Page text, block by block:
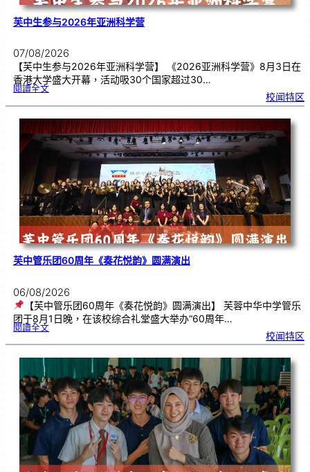
芙中生参与2026年亚洲科学营
07/08/2026
【芙中生参与2026年亚洲科学营】 《2026亚洲科学营》8月3日在
香港大学盛大开幕，活动吸30个国家超过30…
閱讀全文:芙
参
2
0
2
6
年
亚
洲科
校闻特区
芙中管乐团60周年《奏花悦韵》圆满演出
06/08/2026
【芙中管乐团60周年《奏花悦韵》圆满演出】 芙蓉中华中学管乐
团于8月1日晚，在该校综合礼堂盛大举办“60周年…
閱讀全文:芙
乐
6
0
《
奏
花
悦
韵
》
圆
满
演
出
校闻特区